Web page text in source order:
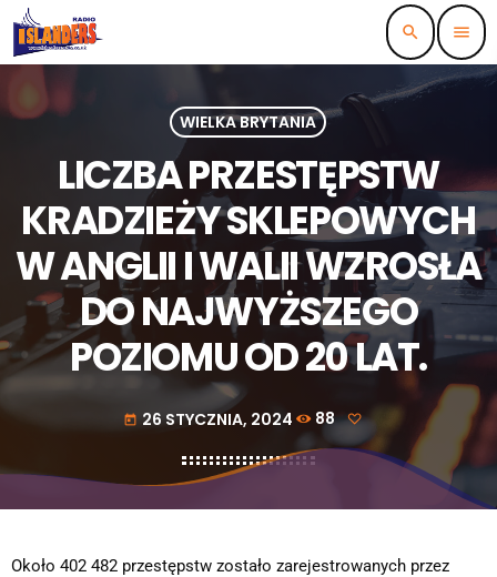
search menu
WIELKA BRYTANIA
LICZBA PRZESTĘPSTW
KRADZIEŻY SKLEPOWYCH
W ANGLII I WALII WZROSŁA
DO NAJWYŻSZEGO
POZIOMU OD 20 LAT.
today 26 STYCZNIA, 2024 88
Około 402 482 przestępstw zostało zarejestrowanych przez